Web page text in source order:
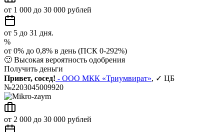
от 1 000 до 30 000 рублей
от 5 до 31 дня.
%
от 0% до 0,8% в день (ПСК 0-292%)
🙂 Высокая вероятность одобрения
Получить деньги
Привет, сосед! - ООО МКК «Триумвират», ✓ ЦБ
№2203045009920
от 2 000 до 30 000 рублей